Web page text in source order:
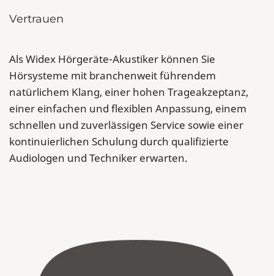
Vertrauen
Als Widex Hörgeräte-Akustiker können Sie
Hörsysteme mit branchenweit führendem
natürlichem Klang, einer hohen Trageakzeptanz,
einer einfachen und flexiblen Anpassung, einem
schnellen und zuverlässigen Service sowie einer
kontinuierlichen Schulung durch qualifizierte
Audiologen und Techniker erwarten.